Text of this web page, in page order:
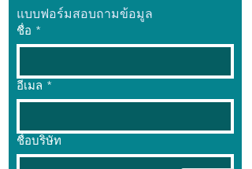
แบบฟอร์มสอบถามข้อมูล
ชื่อ *
อีเมล *
ชื่อบริษัท